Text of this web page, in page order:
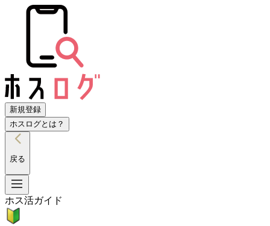
新規登録
ホスログとは？
戻る
ホス活ガイド